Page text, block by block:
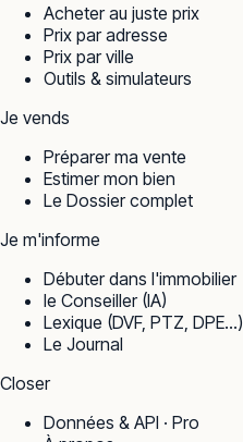
Acheter au juste prix
Prix par adresse
Prix par ville
Outils & simulateurs
Je vends
Préparer ma vente
Estimer mon bien
Le Dossier complet
Je m'informe
Débuter dans l'immobilier
le Conseiller (IA)
Lexique (DVF, PTZ, DPE…)
Le Journal
Closer
Données & API · Pro